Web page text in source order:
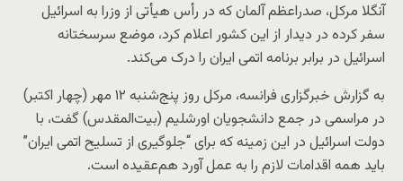
آنگلا مرکل، صدراعظم آلمان که در رأس هیأتی از وزرا به اسرائیل
سفر کرده در دیدار از این کشور اعلام کرد، موضع سرسختانه
اسرائیل در برابر برنامه اتمی ایران را درک می‌کند.
به گزارش خبرگزاری فرانسه، مرکل روز پنج‌شنبه ۱۲ مهر (چهار اکتبر)
در مراسمی در جمع دانشجویان اورشلیم (بیت‌المقدس) گفت، با
دولت اسرائیل در این زمینه که برای “جلوگیری از تسلیح اتمی ایران”
باید همه اقدامات لازم را به عمل آورد هم‌عقیده است.